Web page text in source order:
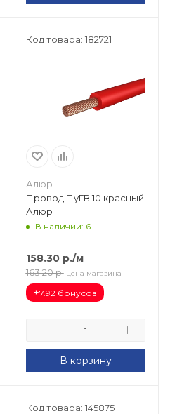
Код товара: 182721
Алюр
Провод ПуГВ 10 красный
Алюр
В наличии: 6
158.30р./м
163.20 р. цена магазина
+7.92 бонусов
В корзину
Код товара: 145875